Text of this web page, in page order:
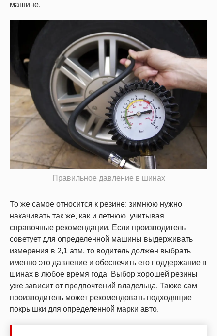
машине.
Правильное давление в шинах
То же самое относится к резине: зимнюю нужно
накачивать так же, как и летнюю, учитывая
справочные рекомендации. Если производитель
советует для определенной машины выдерживать
измерения в 2,1 атм, то водитель должен выбрать
именно это давление и обеспечить его поддержание в
шинах в любое время года. Выбор хорошей резины
уже зависит от предпочтений владельца. Также сам
производитель может рекомендовать подходящие
покрышки для определенной марки авто.